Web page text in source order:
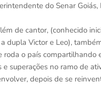
do Senar Goiás,
de cantor, (conhecido
a dupla Victor e Leo),
roda o país compartilhando
e superações no ramo de
depois de se